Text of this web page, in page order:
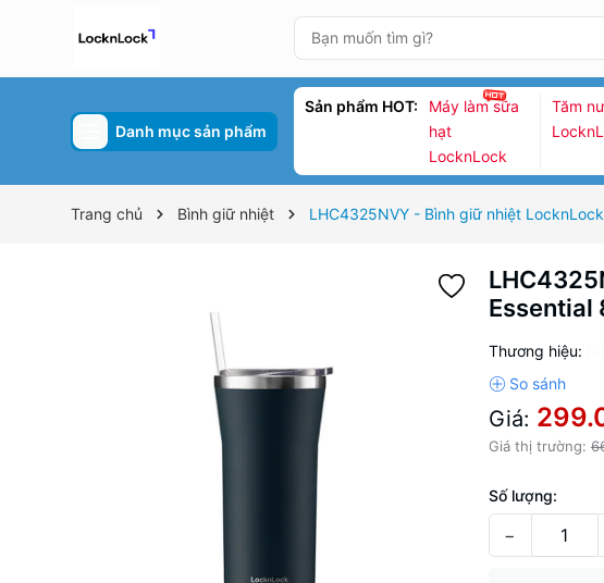
Danh mục sản phẩm
Sản phẩm HOT:
Máy làm sữa
hạt
LocknLock
Tăm
Trang chủ Bình giữ nhiệt LHC4325NVY - Bình giữ nhiệt
Essential
Thương hiệu:
Giá:
Giá thị trường:
Số lượng:
−